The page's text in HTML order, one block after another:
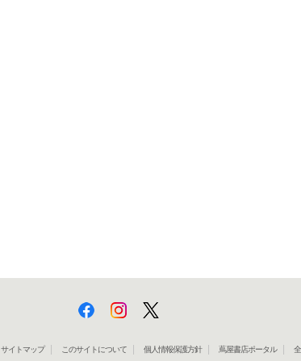
サイトマップ このサイトについて 個人情報保護方針 蔦屋書店ポータル